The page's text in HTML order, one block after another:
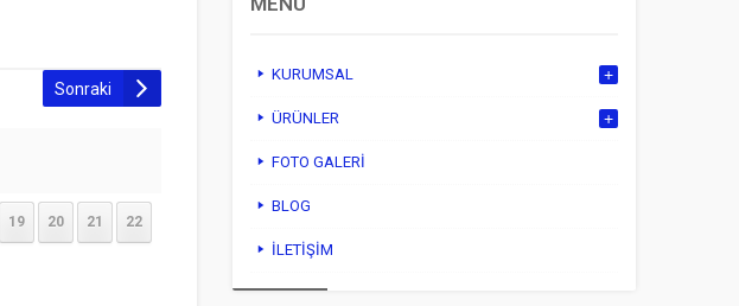
Sonraki
19 20 21 22
KURUMSAL
ÜRÜNLER
FOTO GALERI
BLOG
İLETIŞIM